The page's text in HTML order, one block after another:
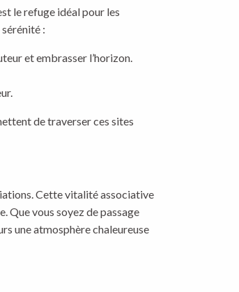
le refuge idéal pour les
sérénité :
et embrasser l’horizon.
de traverser ces sites
Cette vitalité associative
Que vous soyez de passage
une atmosphère chaleureuse